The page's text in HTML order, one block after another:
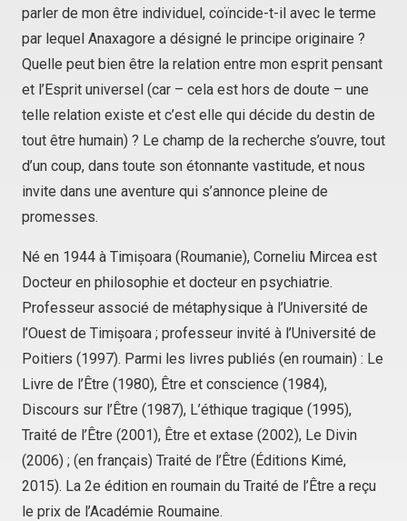
parler de mon être individuel, coïncide-t-il avec le terme
par lequel Anaxagore a désigné le principe originaire ?
Quelle peut bien être la relation entre mon esprit pensant
et l’Esprit universel (car – cela est hors de doute – une
telle relation existe et c’est elle qui décide du destin de
tout être humain) ? Le champ de la recherche s’ouvre, tout
d’un coup, dans toute son étonnante vastitude, et nous
invite dans une aventure qui s’annonce pleine de
promesses.
Né en 1944 à Timișoara (Roumanie), Corneliu Mircea est
Docteur en philosophie et docteur en psychiatrie.
Professeur associé de métaphysique à l’Université de
l’Ouest de Timișoara ; professeur invité à l’Université de
Poitiers (1997). Parmi les livres publiés (en roumain) : Le
Livre de l’Être (1980), Être et conscience (1984),
Discours sur l’Être (1987), L’éthique tragique (1995),
Traité de l’Être (2001), Être et extase (2002), Le Divin
(2006) ; (en français) Traité de l’Être (Éditions Kimé,
2015). La 2e édition en roumain du Traité de l’Être a reçu
le prix de l’Académie Roumaine.